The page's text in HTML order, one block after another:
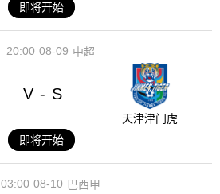
即将开始
08-09
20:00 中超
V - S
天津津门虎
即将开始
08-10
03:00 巴西甲